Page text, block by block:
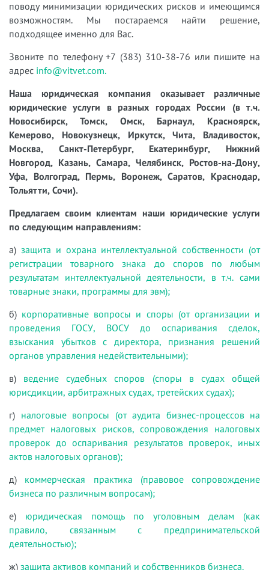
поводу минимизации юридических рисков и имеющимся
возможностям. Мы постараемся найти решение,
подходящее именно для Вас.
Звоните по телефону +7 (383) 310-38-76 или пишите на
адрес info@vitvet.com.
Наша юридическая компания оказывает различные
юридические услуги в разных городах России (в т.ч.
Новосибирск, Томск, Омск, Барнаул, Красноярск,
Кемерово, Новокузнецк, Иркутск, Чита, Владивосток,
Москва, Санкт-Петербург, Екатеринбург, Нижний
Новгород, Казань, Самара, Челябинск, Ростов-на-Дону,
Уфа, Волгоград, Пермь, Воронеж, Саратов, Краснодар,
Тольятти, Сочи).
Предлагаем своим клиентам наши юридические услуги
по следующим направлениям:
а) защита и охрана интеллектуальной собственности (от
регистрации товарного знака до споров по любым
результатам интеллектуальной деятельности, в т.ч. сами
товарные знаки, программы для эвм);
б) корпоративные вопросы и споры (от организации и
проведения ГОСУ, ВОСУ до оспаривания сделок,
взыскания убытков с директора, признания решений
органов управления недействительными);
в) ведение судебных споров (споры в судах общей
юрисдикции, арбитражных судах, третейских судах);
г) налоговые вопросы (от аудита бизнес-процессов на
предмет налоговых рисков, сопровождения налоговых
проверок до оспаривания результатов проверок, иных
актов налоговых органов);
д) коммерческая практика (правовое сопровождение
бизнеса по различным вопросам);
е) юридическая помощь по уголовным делам (как
правило, связанным с предпринимательской
деятельностью);
ж) защита активов компаний и собственников бизнеса.